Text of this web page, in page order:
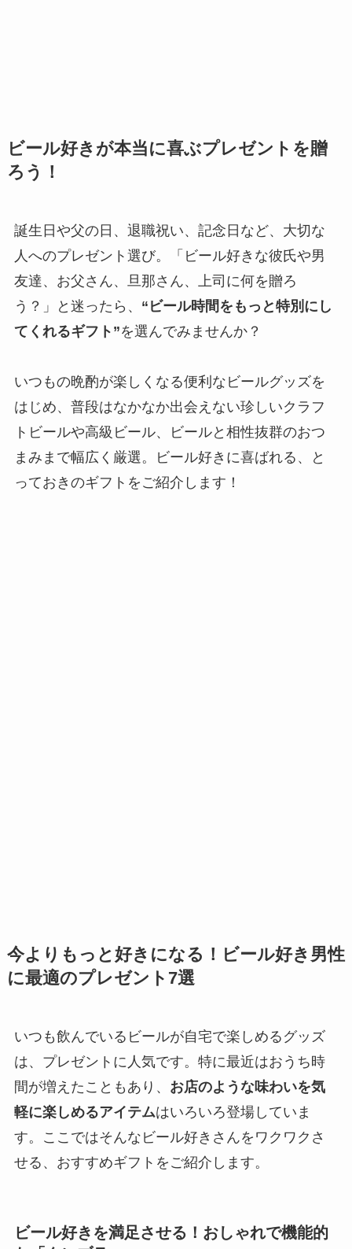
ビール好きが本当に喜ぶプレゼントを贈
ろう！
誕生日や父の日、退職祝い、記念日など、大切な
人へのプレゼント選び。「ビール好きな彼氏や男
友達、お父さん、旦那さん、上司に何を贈ろ
う？」と迷ったら、 “ビール時間をもっと特別にし
てくれるギフト”を選んでみませんか？
いつもの晩酌が楽しくなる便利なビールグッズを
はじめ、普段はなかなか出会えない珍しいクラフ
トビールや高級ビール、ビールと相性抜群のおつ
まみまで幅広く厳選。ビール好きに喜ばれる、と
っておきのギフトをご紹介します！
今よりもっと好きになる！ビール好き男性
に最適のプレゼント7選
いつも飲んでいるビールが自宅で楽しめるグッズ
は、プレゼントに人気です。特に最近はおうち時
間が増えたこともあり、 お店のような味わいを気
軽に楽しめるアイテムはいろいろ登場していま
す。ここではそんなビール好きさんをワクワクさ
せる、おすすめギフトをご紹介します。
ビール好きを満足させる！おしゃれで機能的